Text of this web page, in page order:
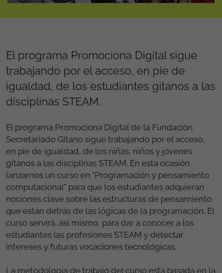
El programa Promociona Digital sigue
trabajando por el acceso, en pie de
igualdad, de los estudiantes gitanos a las
disciplinas STEAM.
El programa Promociona Digital de la Fundación
Secretariado Gitano sigue trabajando por el acceso,
en pie de igualdad, de los niñas, niños y jóvenes
gitanos a las disciplinas STEAM. En esta ocasión
lanzamos un curso en "Programación y pensamiento
computacional" para que los estudiantes adquieran
nociones clave sobre las estructuras de pensamiento
que están detrás de las lógicas de la programación. El
curso servirá, así mismo, para dar a conocer a los
estudiantes las profesiones STEAM y detectar
intereses y futuras vocaciones tecnológicas.
La metodología de trabajo del curso está basada en la